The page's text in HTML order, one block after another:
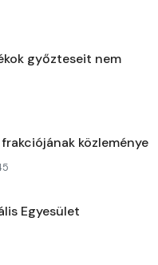
győzteseit nem
közleménye
Egyesület